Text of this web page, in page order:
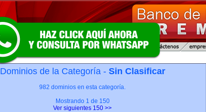
Dominios de la Categoría - Sin Clasificar
982 dominios en esta categoría.
Mostrando 1 de 150
Ver siguientes 150 >>